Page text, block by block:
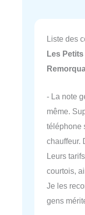
Liste des
Les
- La note
même.
téléphone
chauffeur.
Leurs
courtois,
Je les
gens